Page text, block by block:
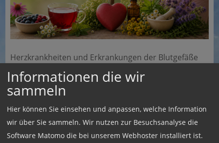
Herzkrankheiten und Erkrankungen der Blutgefäße
sind die häufigsten gesundheitlichen Beschwerden
im späteren Alter. Das Herz ist der Same des
Mikrobiom – steht aber auch für Lebensfreude, vitale
Energie und Herzkraft.
Die Referentin wird in ihrem Vortrag ausführlich auf
das Herz-Kreislauf-System eingehen auch mit der
Informationen die wir
sammeln
Hier können Sie einsehen und anpassen, welche Information
wir über Sie sammeln. Wir nutzen zur Besuchsanalyse die
Software Matomo die bei unserem Webhoster installiert ist.